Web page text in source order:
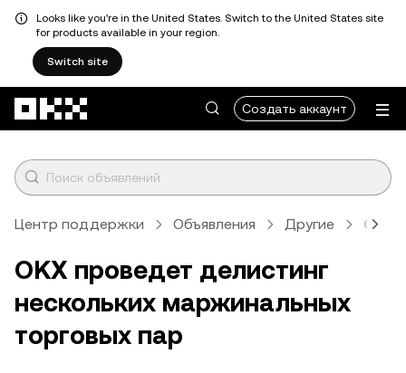
Looks like you're in the United States. Switch to the United States site
for products available in your region.
Switch site
Создать аккаунт
Центр поддержки Объявления Другие
OKX проведет делистинг
нескольких маржинальных
торговых пар